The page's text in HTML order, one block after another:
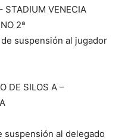
STADIUM VENECIA
2ª
suspensión al jugador
DE SILOS A –
suspensión al delegado